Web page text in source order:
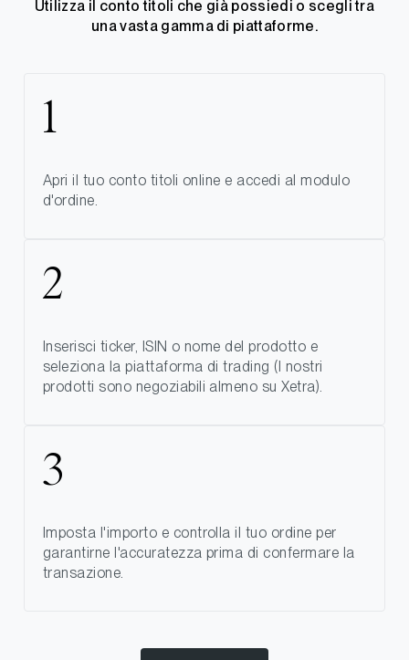
Utilizza il conto titoli che già possiedi o scegli tra
una vasta gamma di piattaforme.
Apri il tuo conto titoli online e accedi al modulo
d'ordine.
Inserisci ticker, ISIN o nome del prodotto e
seleziona la piattaforma di trading (I nostri
prodotti sono negoziabili almeno su Xetra).
Imposta l'importo e controlla il tuo ordine per
garantirne l'accuratezza prima di confermare la
transazione.